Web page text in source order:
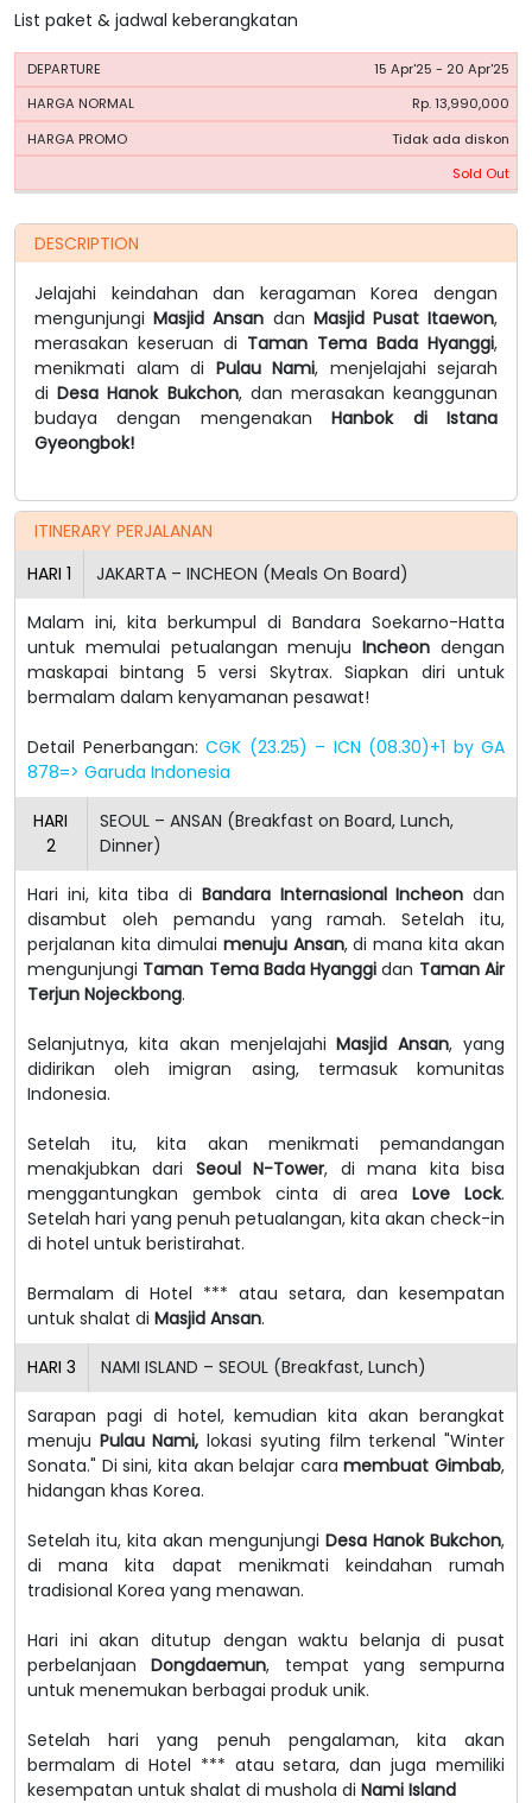
List paket & jadwal keberangkatan
PERIODE
HARGA
15 Apr'25 - 20 Apr'25
Rp. 13,990,000
Tidak ada diskon
Sold Out
DESCRIPTION
Jelajahi keindahan dan keragaman Korea dengan
mengunjungiMasjid Ansan dan Masjid Pusat Itaewon,
merasakan keseruan di Taman Tema Bada Hyanggi,
menikmati alam di Pulau Nami, menjelajahi sejarah
diDesa Hanok Bukchon, dan merasakan keanggunan
budaya dengan mengenakan Hanbok di Istana
Gyeongbok!
ITINERARY PERJALANAN
HARI 1 JAKARTA – INCHEON (Meals On Board)
Malam ini, kita berkumpul di Bandara Soekarno-Hatta
untuk memulai petualangan menuju Incheondengan
maskapai bintang 5 versi Skytrax. Siapkan diri untuk
bermalam dalam kenyamanan pesawat!
Detail Penerbangan: CGK (23.25) – ICN (08.30)+1 by GA
878=> Garuda Indonesia
HARI
2
SEOUL – ANSAN (Breakfast on Board, Lunch,
Dinner)
Hari ini, kita tiba di Bandara Internasional Incheon dan
disambut oleh pemandu yang ramah. Setelah itu,
perjalanan kita dimulai menuju Ansan, di mana kita akan
mengunjungi Taman Tema Bada Hyanggi dan Taman Air
Terjun Nojeckbong.
Selanjutnya, kita akan menjelajahiMasjid Ansan, yang
didirikan oleh imigran asing, termasuk komunitas
Indonesia.
Setelah itu, kita akan menikmati pemandangan
menakjubkan dari Seoul N-Tower, di mana kita bisa
menggantungkan gembok cinta di areaLove Lock.
Setelah hari yang penuh petualangan, kita akan check-in
di hotel untuk beristirahat.
Bermalam di Hotel *** atau setara, dan kesempatan
untuk shalat di Masjid Ansan.
HARI 3 NAMI ISLAND – SEOUL (Breakfast, Lunch)
Sarapan pagi di hotel, kemudian kita akan berangkat
menuju Pulau Nami, lokasi syuting film terkenal "Winter
Sonata." Di sini, kita akan belajar caramembuat Gimbab,
hidangan khas Korea.
Setelah itu, kita akan mengunjungi Desa Hanok Bukchon,
di mana kita dapat menikmati keindahan rumah
tradisional Korea yang menawan.
Hari ini akan ditutup dengan waktu belanja di pusat
perbelanjaanDongdaemun, tempat yang sempurna
untuk menemukan berbagai produk unik.
Setelah hari yang penuh pengalaman, kita akan
bermalam di Hotel *** atau setara, dan juga memiliki
kesempatan untuk shalat di mushola di Nami Island